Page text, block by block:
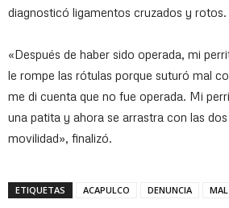
diagnosticó ligamentos cruzados y rotos.
«Después de haber sido operada, mi
le rompe las rótulas porque suturó mal
me di cuenta que no fue operada. Mi
una patita y ahora se arrastra con las
movilidad», finalizó.
ETIQUETAS ACAPULCO DENUNCIA